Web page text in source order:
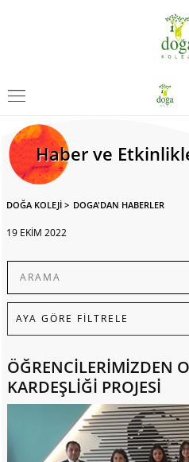
Haber ve
DOĞA KOLEJİ > DOGA'DAN HABERLER
19 EKİM 2022
ÖĞRENCİLERİMİZDEN
KARDEŞLİĞİ PROJESİ